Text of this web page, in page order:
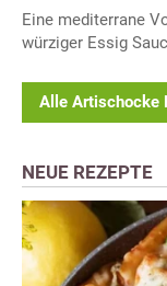
Eine mediterrane
würziger Essig
Alle Artischocke
NEUE REZEPTE